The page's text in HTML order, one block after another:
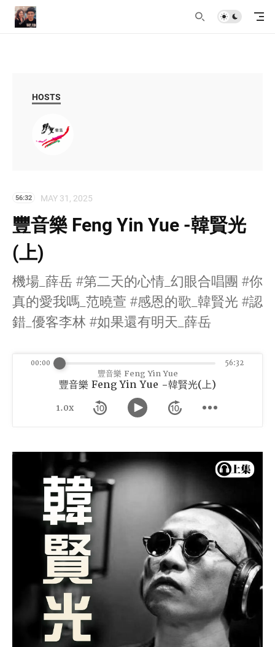
HOSTS
56:32 MAY 31, 2025
豐音樂 Feng Yin Yue -韓賢光
(上)
機場_薛岳 #第二天的心情_幻眼合唱團 #你
真的愛我嗎_范曉萱 #感恩的歌_韓賢光 #認
錯_優客李林 #如果還有明天_薛岳
豐音樂 Feng Yin Yue
豐音樂 Feng Yin Yue -韓賢光(上)
1.0x
00:00 56:32